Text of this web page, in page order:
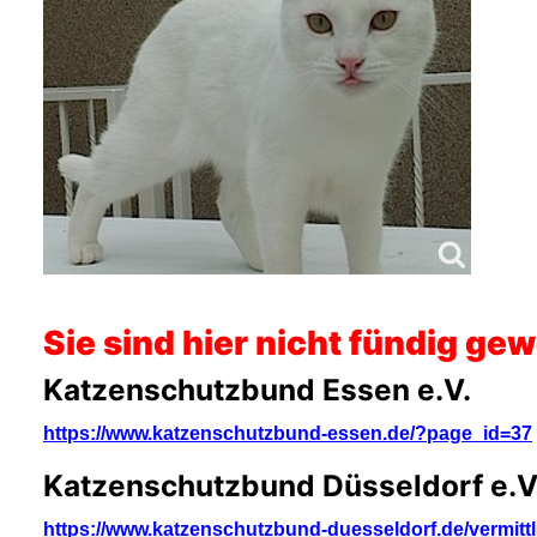
Sie sind hier nicht fündig
Katzenschutzbund Essen e.V.
https://www.katzenschutzbund-essen.de/?page_id=37
Katzenschutzbund Düsseldorf
https://www.katzenschutzbund-duesseldorf.de/